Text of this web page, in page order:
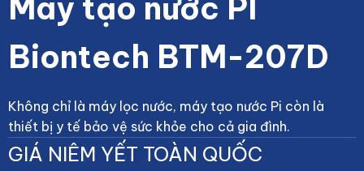
Máy tạo nước PI
Biontech BTM-207D
Không chỉ là máy lọc nước, máy tạo nước Pi còn là
thiết bị y tế bảo vệ sức khỏe cho cả gia đình.
GIÁ NIÊM YẾT TOÀN QUỐC